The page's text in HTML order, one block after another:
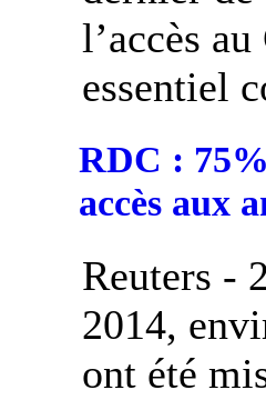
l’accès
essentiel
RDC :
accès aux
Reuters -
2014,
ont été